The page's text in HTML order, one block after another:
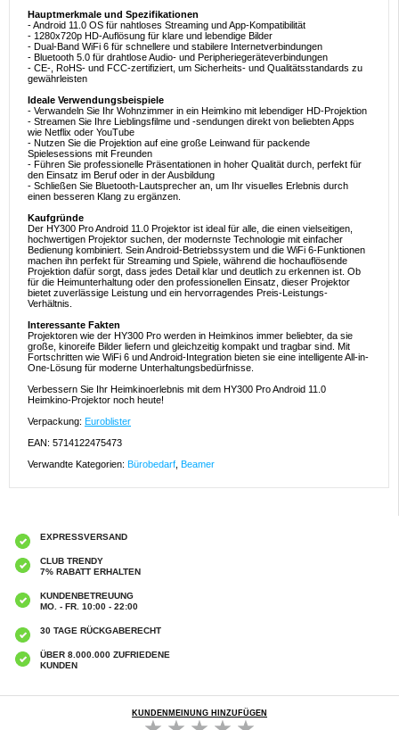
Hauptmerkmale und Spezifikationen
- Android 11.0 OS für nahtloses Streaming und App-Kompatibilität
- 1280x720p HD-Auflösung für klare und lebendige Bilder
- Dual-Band WiFi 6 für schnellere und stabilere Internetverbindungen
- Bluetooth 5.0 für drahtlose Audio- und Peripheriegeräteverbindungen
- CE-, RoHS- und FCC-zertifiziert, um Sicherheits- und Qualitätsstandards zu
gewährleisten
Ideale Verwendungsbeispiele
- Verwandeln Sie Ihr Wohnzimmer in ein Heimkino mit lebendiger HD-Projektion
- Streamen Sie Ihre Lieblingsfilme und -sendungen direkt von beliebten Apps
wie Netflix oder YouTube
- Nutzen Sie die Projektion auf eine große Leinwand für packende
Spielesessions mit Freunden
- Führen Sie professionelle Präsentationen in hoher Qualität durch, perfekt für
den Einsatz im Beruf oder in der Ausbildung
- Schließen Sie Bluetooth-Lautsprecher an, um Ihr visuelles Erlebnis durch
einen besseren Klang zu ergänzen.
Kaufgründe
Der HY300 Pro Android 11.0 Projektor ist ideal für alle, die einen vielseitigen,
hochwertigen Projektor suchen, der modernste Technologie mit einfacher
Bedienung kombiniert. Sein Android-Betriebssystem und die WiFi 6-Funktionen
machen ihn perfekt für Streaming und Spiele, während die hochauflösende
Projektion dafür sorgt, dass jedes Detail klar und deutlich zu erkennen ist. Ob
für die Heimunterhaltung oder den professionellen Einsatz, dieser Projektor
bietet zuverlässige Leistung und ein hervorragendes Preis-Leistungs-
Verhältnis.
Interessante Fakten
Projektoren wie der HY300 Pro werden in Heimkinos immer beliebter, da sie
große, kinoreife Bilder liefern und gleichzeitig kompakt und tragbar sind. Mit
Fortschritten wie WiFi 6 und Android-Integration bieten sie eine intelligente All-in-
One-Lösung für moderne Unterhaltungsbedürfnisse.
Verbessern Sie Ihr Heimkinoerlebnis mit dem HY300 Pro Android 11.0
Heimkino-Projektor noch heute!
Verpackung: Euroblister
EAN: 5714122475473
Verwandte Kategorien: Bürobedarf Beamer
EXPRESSVERSAND
CLUB TRENDY
7% RABATT ERHALTEN
KUNDENBETREUUNG
MO. - FR. 10:00 - 22:00
30 TAGE RÜCKGABERECHT
ÜBER 8.000.000 ZUFRIEDENE
KUNDEN
KUNDENMEINUNG HINZUFÜGEN